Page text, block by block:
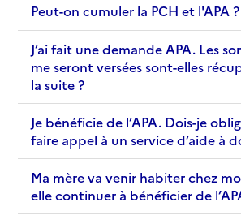
Peut-on cumuler la PCH et l'APA ?
J’ai fait une demande APA. Les
me seront versées sont-elles
la suite ?
Je bénéficie de l’APA. Dois-je
faire appel à un service d’aide à
Ma mère va venir habiter chez
elle continuer à bénéficier de